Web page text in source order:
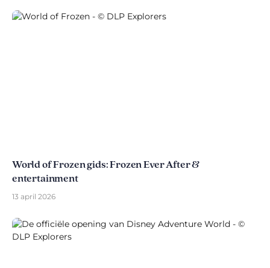
World of Frozen gids: Frozen Ever After &
entertainment
13 april 2026